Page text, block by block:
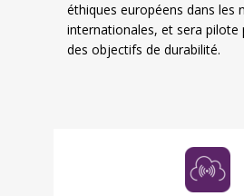
éthiques européens dans les
internationales, et sera pilote
des objectifs de durabilité.